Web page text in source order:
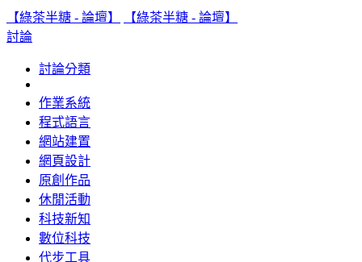
【綠茶半糖 - 論壇】
【綠茶半糖 - 論壇】
討論
討論分類
作業系統
程式語言
網站建置
網頁設計
原創作品
休閒活動
科技新知
數位科技
代步工具